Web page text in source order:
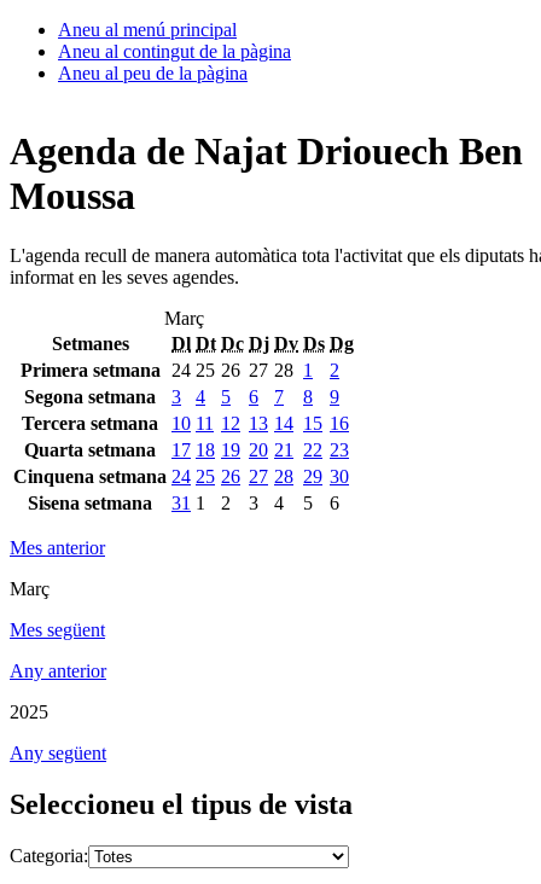
Aneu al menú principal
Aneu al contingut de la pàgina
Aneu al peu de la pàgina
Agenda de Najat Driouech Ben
Moussa
L'agenda recull de manera automàtica tota l'activitat que els diputats
informat en les seves agendes.
Març
Setmanes
Dl Dt Dc Dj Dv Ds Dg
Primera setmana
24 25 26 27 28 1
2
Segona setmana
3 4 5 6 7 8
9
Tercera setmana
10 11 12 13 14 15 16
Quarta setmana
17 18 19 20 21 22 23
Cinquena setmana 24 25 26 27 28 29 30
Sisena setmana
31 1 2 3 4 5 6
Mes anterior
Març
Mes següent
Any anterior
2025
Any següent
Seleccioneu el tipus de vista
Categoria: